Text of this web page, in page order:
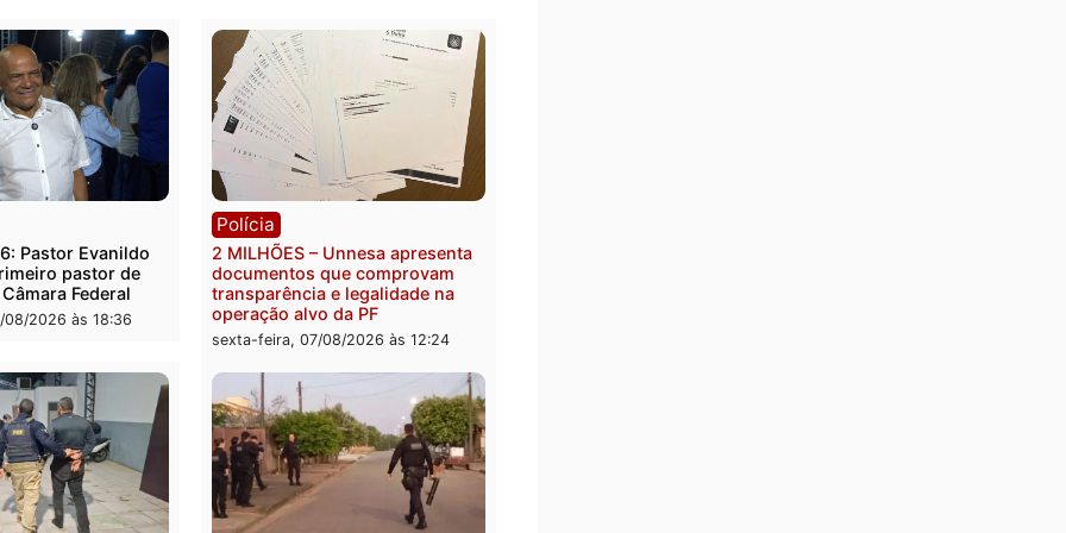
2 a 20/3)
mas seus resultados são completamente diferentes, porque
as ilusões sempre resultam em frustração e
Publicidade
ler...